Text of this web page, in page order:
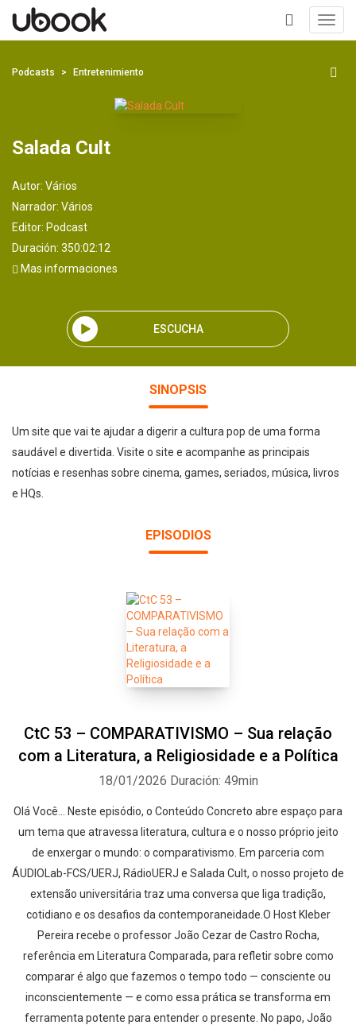
+
Podcasts Entretenimiento
Salada Cult
Autor: Vários
Narrador: Vários
Editor: Podcast
Duración: 350:02:12
Mas informaciones
ESCUCHA
SINOPSIS
Um site que vai te ajudar a digerir a cultura pop de uma forma
saudável e divertida. Visite o site e acompanhe as principais
notícias e resenhas sobre cinema, games, seriados, música, livros
e HQs.
EPISODIOS
CtC 53 – COMPARATIVISMO – Sua relação
com a Literatura, a Religiosidade e a Política
18/01/2026 Duración: 49min
Olá Você… Neste episódio, o Conteúdo Concreto abre espaço para
um tema que atravessa literatura, cultura e o nosso próprio jeito
de enxergar o mundo: o comparativismo. Em parceria com
ÁUDIOLab-FCS/UERJ, RádioUERJ e Salada Cult, o nosso projeto de
extensão universitária traz uma conversa que liga tradição,
cotidiano e os desafios da contemporaneidade.O Host Kleber
Pereira recebe o professor João Cezar de Castro Rocha,
referência em Literatura Comparada, para refletir sobre como
comparar é algo que fazemos o tempo todo — consciente ou
inconscientemente — e como essa prática se transforma em
ferramenta potente para entender o presente. No papo, João